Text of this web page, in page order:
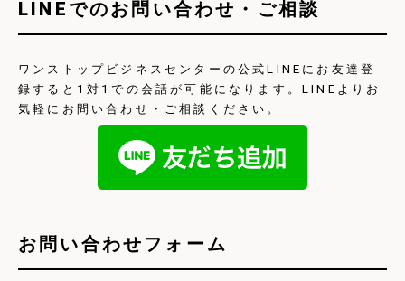
LINEでのお問い合わせ・ご相談
ワンストップビジネスセンターの公式LINEにお友達登
録すると1対1での会話が可能になります。LINEよりお
気軽にお問い合わせ・ご相談ください。
お問い合わせフォーム